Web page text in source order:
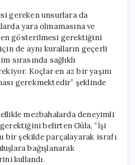
gereken unsurlara da
yara olmamasına ve
gösterilmesi gerektiğini
de aynı kuralların geçerli
sırasında sağlıklı
Koçlar en az bir yaşını
gerekmektedir” şeklinde
mezbahalarda deneyimli
belirten Güla, “İşi
bir şekilde parçalayarak israfı
bağışlanarak
kullandı.